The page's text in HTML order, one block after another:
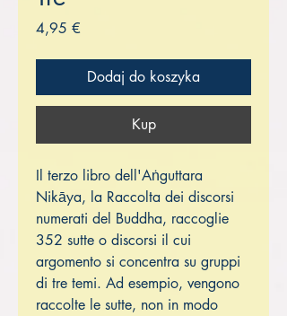
4,95 €
Dodaj do koszyka
Kup
Il terzo libro dell'Aṅguttara
Nikāya, la Raccolta dei discorsi
numerati del Buddha, raccoglie
352 sutte o discorsi il cui
argomento si concentra su gruppi
di tre temi. Ad esempio, vengono
raccolte le sutte, non in modo